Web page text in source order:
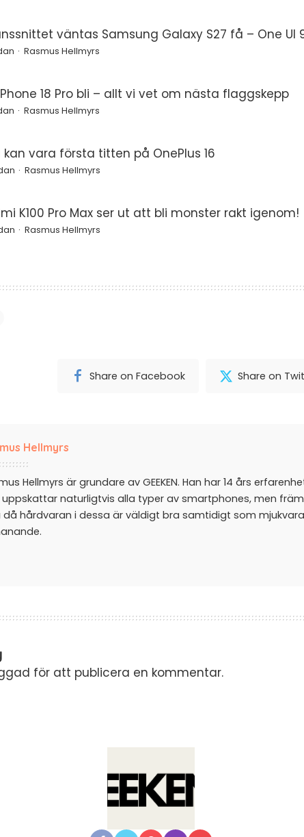
väntas Samsung Galaxy S27 få – One UI
Rasmus Hellmyrs
18 Pro bli – allt vi vet om nästa flaggskepp
Rasmus Hellmyrs
kan vara första titten på OnePlus 16
Rasmus Hellmyrs
K100 Pro Max ser ut att bli monster rakt igenom!
Rasmus Hellmyrs
Share on Facebook Share on
Hellmyrs
Hellmyrs är grundare av GEEKEN. Han har 14 års
naturligtvis alla typer av smartphones, men
då hårdvaran i dessa är väldigt bra samtidigt som
för att publicera en kommentar.